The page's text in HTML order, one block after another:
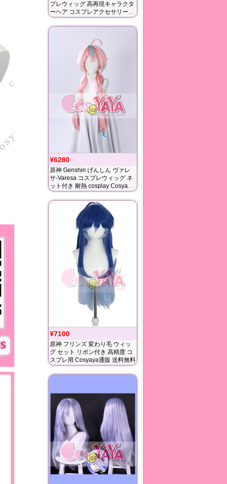
プレウィッグ 高再現キャラクタ
ーヘア コスプレアクセサリー
Cosyaya通販 送料無料
¥6280
原神 Genshin げんしん ヴァレ
サ-Varesa コスプレウィッグ ネ
ット付き 耐熱 cosplay Cosyaya
通販 送料無料
¥7100
原神 フリンズ 変わり毛 ウィッ
グ セット リボン付き 高精度 コ
スプレ用 Cosyaya通販 送料無料